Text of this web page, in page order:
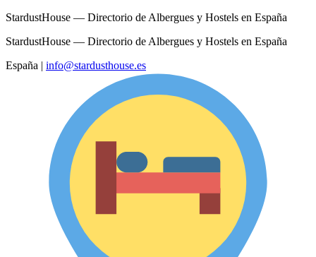
StardustHouse — Directorio de Albergues y Hostels en España
StardustHouse — Directorio de Albergues y Hostels en España
España | info@stardusthouse.es